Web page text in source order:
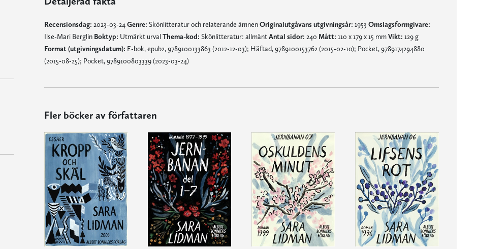
Recensionsdag: 2023-03-24 Genre: Skönlitteratur och relaterande ämnenOriginalutgåvans utgivningsår: 1953 Omslagsformgivare:
Ilse-Mari Berglin Boktyp: Utmärkt urvalThema-kod: Skönlitteratur: allmäntAntal sidor: 240 Mått: 110 x 179 x 15 mmVikt: 129 g
Format (utgivningsdatum): E-bok, epub2, 9789100133863 (2012-12-03); Häftad, 9789100153762 (2015-02-10); Pocket, 9789174294880
(2015-08-25); Pocket, 9789100803339 (2023-03-24)
Fler böcker av författaren